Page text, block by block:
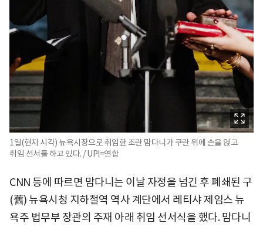
1일(현지 시각) 뉴욕시장으로 취임한 조란 맘다니가 쿠란 위에 손을 얹고
취임 선서를 하고 있다. / UPI=연합
CNN 등에 따르면 맘다니는 이날 자정을 넘긴 후 폐쇄된 구
(舊) 뉴욕시청 지하철역 역사 계단에서 레티샤 제임스 뉴
욕주 법무부 장관의 주재 아래 취임 선서식을 했다. 맘다니